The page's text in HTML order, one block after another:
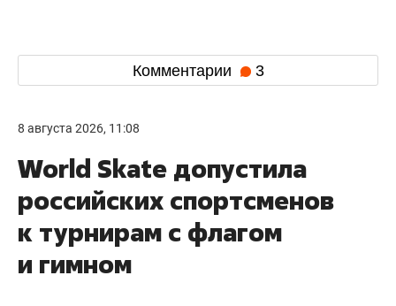
Комментарии 3
8 августа 2026, 11:08
World Skate допустила
российских спортсменов
к турнирам с флагом
и гимном